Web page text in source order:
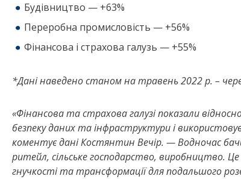
Будівництво — +63%
Переробна промисловість — +56%
Фінансова і страхова галузь — +55%
*Дані наведено станом на травень 2022 р. –
«Фінансова та страхова галузі показали
безпеку даних та інфраструктури і
коментує дані Костянтин Вечір. — Водночас
ритейл, сільське господарство, виробництво. Це
гнучкості та трансформації для подальшого